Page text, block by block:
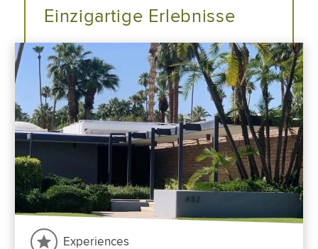
Einzigartige Erlebnisse
Experiences